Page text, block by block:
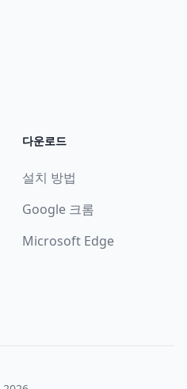
다운로드
설치 방법
Google 크롬
Microsoft Edge